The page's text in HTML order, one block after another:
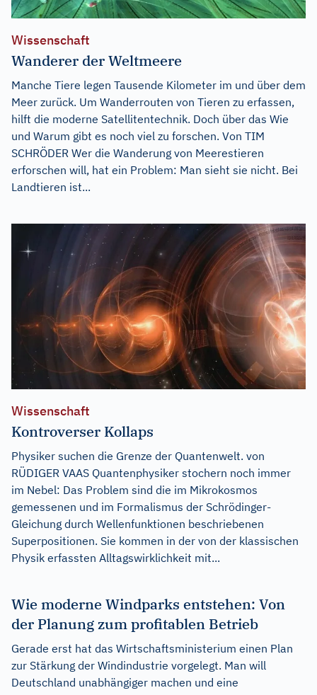
Wissenschaft
Wanderer der Weltmeere
Manche Tiere legen Tausende Kilometer im und über dem
Meer zurück. Um Wanderrouten von Tieren zu erfassen,
hilft die moderne Satellitentechnik. Doch über das Wie
und Warum gibt es noch viel zu forschen. Von TIM
SCHRÖDER Wer die Wanderung von Meerestieren
erforschen will, hat ein Problem: Man sieht sie nicht. Bei
Landtieren ist...
Wissenschaft
Kontroverser Kollaps
Physiker suchen die Grenze der Quantenwelt. von
RÜDIGER VAAS Quantenphysiker stochern noch immer
im Nebel: Das Problem sind die im Mikrokosmos
gemessenen und im Formalismus der Schrödinger-
Gleichung durch Wellenfunktionen beschriebenen
Superpositionen. Sie kommen in der von der klassischen
Physik erfassten Alltagswirklichkeit mit...
Wie moderne Windparks entstehen: Von
der Planung zum profitablen Betrieb
Gerade erst hat das Wirtschaftsministerium einen Plan
zur Stärkung der Windindustrie vorgelegt. Man will
Deutschland unabhängiger machen und eine